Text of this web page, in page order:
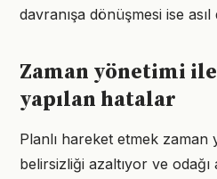
davranışa dönüşmesi ise
Zaman yönetimi
yapılan hatalar
Planlı hareket etmek zaman
belirsizliği azaltıyor ve odağı